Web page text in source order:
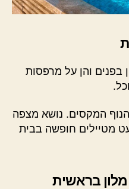
והן על מרפסות
המקסים. נושא מצפה
מטיילים חופשה בבית
בראשית